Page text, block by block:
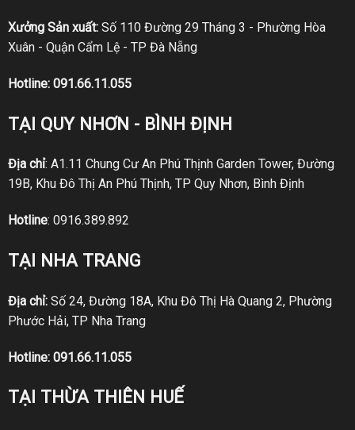
Xưởng Sản xuất:Số 110 Đường 29 Tháng 3 - Phường Hòa
Xuân - Quận Cẩm Lệ - TP Đà Nẵng
Hotline: 091.66.11.055
TẠI QUY NHƠN - BÌNH ĐỊNH
Địa chỉ: A1.11 Chung Cư An Phú Thịnh Garden Tower, Đường
19B, Khu Đô Thị An Phú Thịnh, TP Quy Nhơn, Bình Định
Hotline: 0916.389.892
TẠI NHA TRANG
Địa chỉ:Số 24, Đường 18A, Khu Đô Thị Hà Quang 2, Phường
Phước Hải, TP Nha Trang
Hotline: 091.66.11.055
TẠI THỪA THIÊN HUẾ